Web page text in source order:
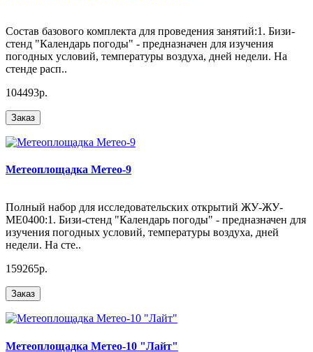
Состав базового комплекта для проведения занятий:1. Бизи-
стенд "Календарь погоды" - предназначен для изучения
погодных условий, температуры воздуха, дней недели. На
стенде расп..
104493р.
Заказ
Метеоплощадка Метео-9
Полный набор для исследовательских открытий ЖУ-ЖУ-
МЕ0400:1. Бизи-стенд "Календарь погоды" - предназначен для
изучения погодных условий, температуры воздуха, дней
недели. На сте..
159265р.
Заказ
Метеоплощадка Метео-10 "Лайт"